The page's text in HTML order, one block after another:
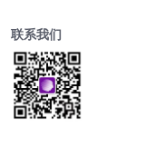
联系我们